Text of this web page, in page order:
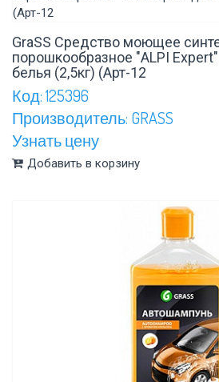
GraSS Средство моющее
порошкообразное "ALPI
белья (2,5кг) (Арт-12
Код: 125396
Производитель: GRASS
Узнать цену
Добавить в корзину